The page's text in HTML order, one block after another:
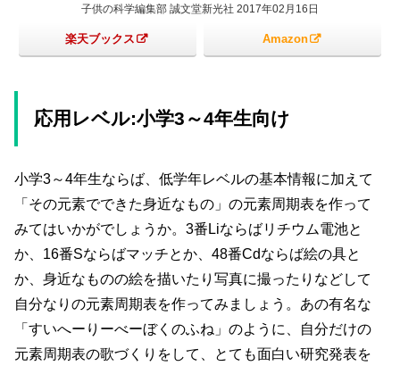
子供の科学編集部 誠文堂新光社 2017年02月16日
楽天ブックス Amazon
応用レベル:小学3～4年生向け
小学3～4年生ならば、低学年レベルの基本情報に加えて
「その元素でできた身近なもの」の元素周期表を作って
みてはいかがでしょうか。3番Liならばリチウム電池と
か、16番Sならばマッチとか、48番Cdならば絵の具と
か、身近なものの絵を描いたり写真に撮ったりなどして
自分なりの元素周期表を作ってみましょう。あの有名な
「すいへーりーべーぼくのふね」のように、自分だけの
元素周期表の歌づくりをして、とても面白い研究発表を